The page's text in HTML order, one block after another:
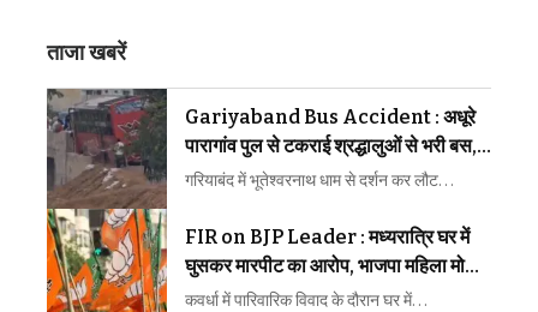
ताजा खबरें
Gariyaband Bus Accident : अधूरे
पारागांव पुल से टकराई श्रद्धालुओं से भरी बस,
बड़ा हादसा टला
गरियाबंद में भूतेश्वरनाथ धाम से दर्शन कर लौट…
FIR on BJP Leader : मध्यरात्रि घर में
घुसकर मारपीट का आरोप, भाजपा महिला मोर्चा
अध्यक्ष समेत 3 पर FIR
कवर्धा में पारिवारिक विवाद के दौरान घर में…